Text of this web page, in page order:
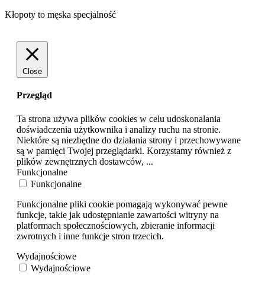
Kłopoty to męska specjalność
Close
Przegląd
Ta strona używa plików cookies w celu udoskonalania
doświadczenia użytkownika i analizy ruchu na stronie.
Niektóre są niezbędne do działania strony i przechowywane
są w pamięci Twojej przeglądarki. Korzystamy również z
plików zewnętrznych dostawców, ...
Funkcjonalne
Funkcjonalne
Funkcjonalne pliki cookie pomagają wykonywać pewne
funkcje, takie jak udostępnianie zawartości witryny na
platformach społecznościowych, zbieranie informacji
zwrotnych i inne funkcje stron trzecich.
Wydajnościowe
Wydajnościowe